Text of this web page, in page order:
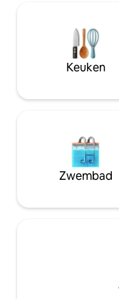
gasten die ons op
aanspreken. Het gebied is rustig, op het
schiereiland La
zee en rivier.
omgeving (Turtle
Bourail, het strand
is aangegeven, bij
huis is er een bord
parkeergelegenheid.
Keuken
Zwembad